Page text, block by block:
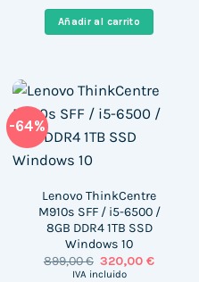
era:
412,00 €.
es:
266,00
Añadir al carrito
-64%
Lenovo ThinkCentre
M910s SFF / i5-6500 /
8GB DDR4 1TB SSD
Windows 10
899,00€ El
precio
320,00€El
IVA incluido